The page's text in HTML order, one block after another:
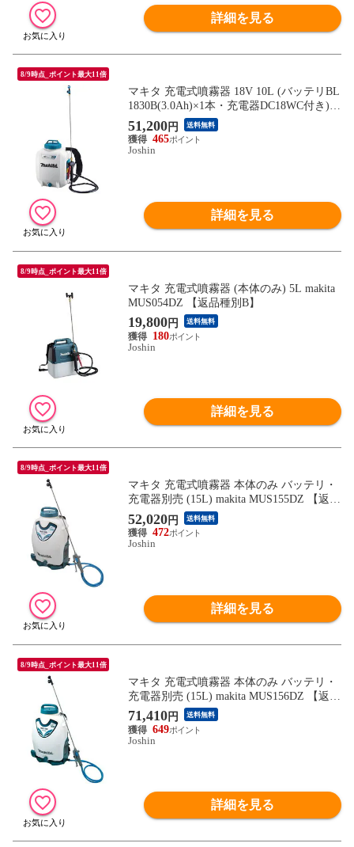
詳細を見る
8/9時点_ポイント最大11倍
マキタ 充電式噴霧器 18V 10L (バッテリBL
1830B(3.0Ah)×1本・充電器DC18WC付き) m
akita MUS108DWF 【返品種別B】
51,200円 送料無料
465
Joshin
詳細を見る
8/9時点_ポイント最大11倍
マキタ 充電式噴霧器 (本体のみ) 5L makita
MUS054DZ 【返品種別B】
19,800円 送料無料
180
Joshin
詳細を見る
8/9時点_ポイント最大11倍
マキタ 充電式噴霧器 本体のみ バッテリ・
充電器別売 (15L) makita MUS155DZ 【返品
種別B】
52,020円 送料無料
472
Joshin
詳細を見る
8/9時点_ポイント最大11倍
マキタ 充電式噴霧器 本体のみ バッテリ・
充電器別売 (15L) makita MUS156DZ 【返品
種別B】
71,410円 送料無料
649
Joshin
詳細を見る